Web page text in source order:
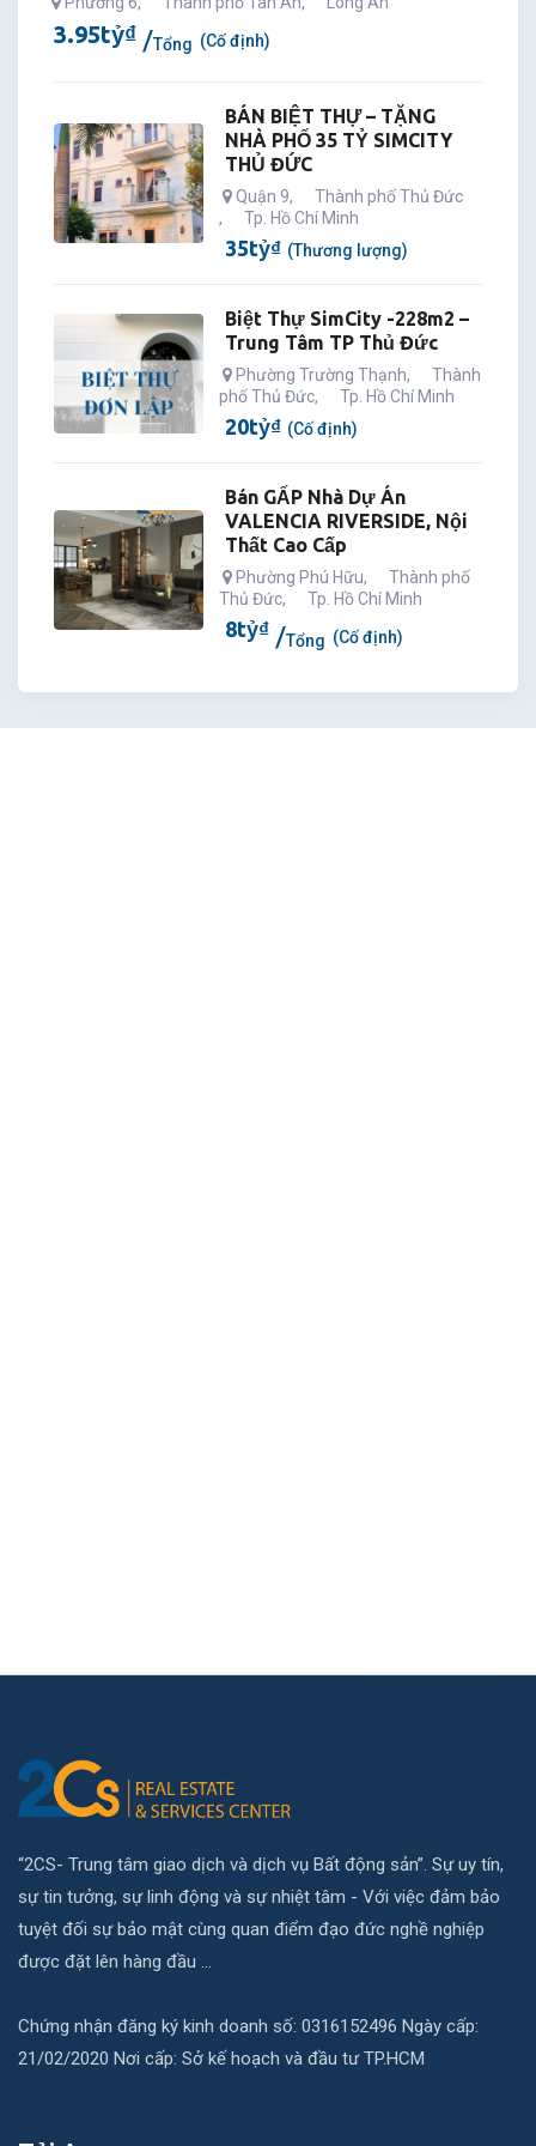
3.95tỷ₫ Tổng (Cố định)
BÁN BIỆT THỰ – TẶNG
NHÀ PHỐ 35 TỶ SIMCITY
THỦ ĐỨC
Quận 9,
Thành phố Thủ Đức
,
Tp. Hồ Chí Minh
35tỷ₫ (Thương lượng)
Biệt Thự SimCity -228m2 –
Trung Tâm TP Thủ Đức
Phường Trường Thạnh,
Thành
phố Thủ Đức, Tp. Hồ Chí Minh
20tỷ₫ (Cố định)
Bán GẤP Nhà Dự Án
VALENCIA RIVERSIDE, Nội
Thất Cao Cấp
Phường Phú Hữu,
Thành phố
Thủ Đức, Tp. Hồ Chí Minh
8tỷ₫ Tổng (Cố định)
“2CS- Trung tâm giao dịch và dịch vụ Bất động sản”. Sự uy tín,
sự tin tưởng, sự linh động và sự nhiệt tâm - Với việc đảm bảo
tuyệt đối sự bảo mật cùng quan điểm đạo đức nghề nghiệp
được đặt lên hàng đầu ...
Chứng nhận đăng ký kinh doanh số: 0316152496 Ngày cấp:
21/02/2020 Nơi cấp: Sở kế hoạch và đầu tư TP.HCM